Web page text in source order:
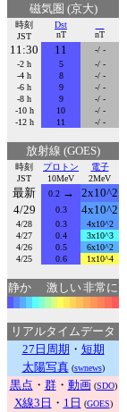
磁気圏 (京大)
時刻
JST
Dst
nT
nT
11:30 11
-/ -
-2 h
5
-/ -
-4 h
8
-/ -
-6 h
9
-/ -
-8 h
9
-/ -
-10 h
10
-/ -
-12 h
11 -/ -
放射線 (GOES)
時刻
JST
プロトン
10MeV
電子
2MeV
最新 0.2→
2x10^2
4/29
0.3 4x10^2
4/28 0.3
4x10^2
4/27
0.4
3x10^3
4/26
0.5
6x10^2
4/25
0.6 1x10^4
静か 激しい非常に
リアルタイムデータ
27日周期 ・ 短期
太陽写真(swnews)
黒点 ・ 群・ 動画 (SDO)
X線3日 ・ 1日 (GOES)